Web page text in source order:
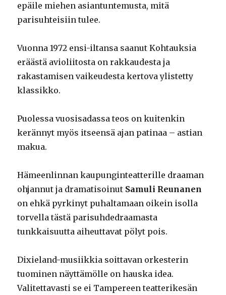
epäile miehen asiantuntemusta, mitä
parisuhteisiin tulee.
Vuonna 1972 ensi-iltansa saanut Kohtauksia
eräästä avioliitosta on rakkaudesta ja
rakastamisen vaikeudesta kertova ylistetty
klassikko.
Puolessa vuosisadassa teos on kuitenkin
kerännyt myös itseensä ajan patinaa – astian
makua.
Hämeenlinnan kaupunginteatterille draaman
ohjannut ja dramatisoinut Samuli Reunanen
on ehkä pyrkinyt puhaltamaan oikein isolla
torvella tästä parisuhdedraamasta
tunkkaisuutta aiheuttavat pölyt pois.
Dixieland-musiikkia soittavan orkesterin
tuominen näyttämölle on hauska idea.
Valitettavasti se ei Tampereen teatterikesän